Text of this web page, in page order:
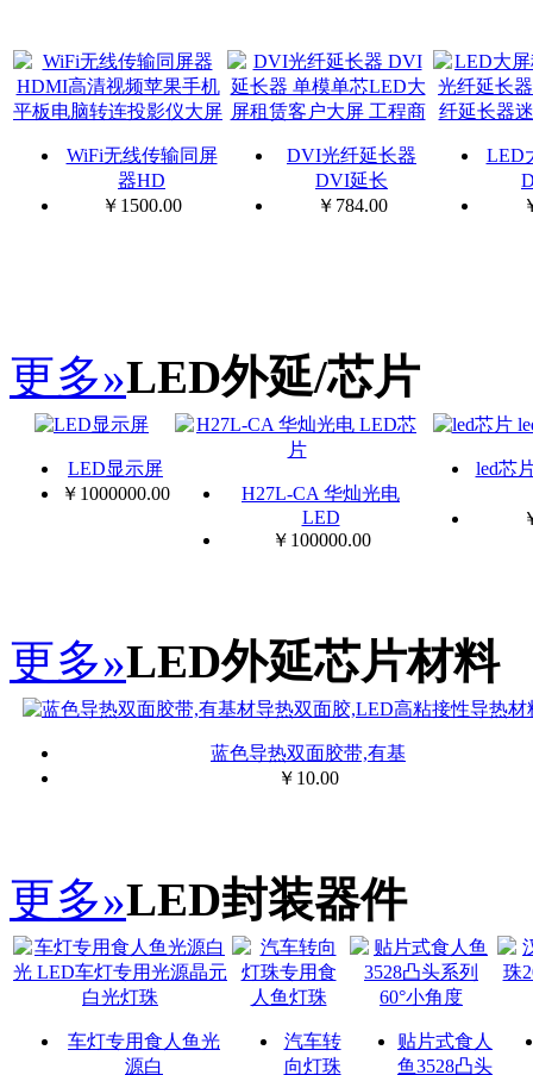
WiFi无线传输同屏
器HD
￥ 1500.00
DVI光纤延长器
DVI延长
￥ 784.00
LED
更多»LED外延/芯片
LED显示屏
￥ 1000000.00
H27L-CA 华灿光电
LED
￥ 100000.00
led芯
更多»LED外延芯片材料
蓝色导热双面胶带,有基
￥ 10.00
更多»LED封装器件
车灯专用食人鱼光
源白
汽车转
向灯珠
贴片式食人
鱼3528凸头